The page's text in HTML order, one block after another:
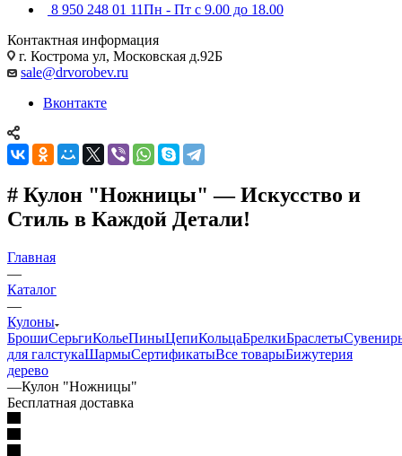
8 950 248 01 11Пн - Пт с 9.00 до 18.00
Контактная информация
г. Кострома ул, Московская д.92Б
sale@drvorobev.ru
Вконтакте
# Кулон "Ножницы" — Искусство и
Стиль в Каждой Детали!
Главная
—
Каталог
—
Кулоны
БрошиСерьгиКольеПиныЦепиКольцаБрелкиБраслеты
для галстукаШармыСертификатыВсе товарыБижутерия
дерево
—Кулон "Ножницы"
Бесплатная доставка